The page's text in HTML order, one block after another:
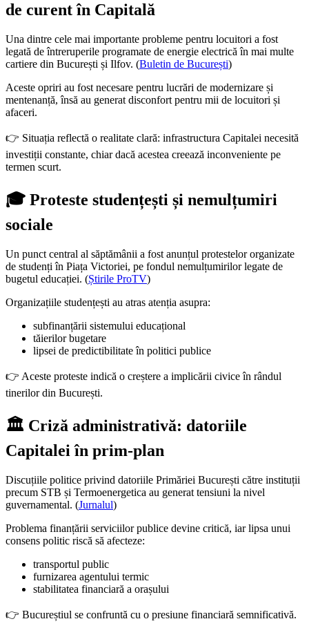
de curent în Capitală
Una dintre cele mai importante probleme pentru locuitori a fost
legată de întreruperile programate de energie electrică în mai multe
cartiere din București și Ilfov. (Buletin de București)
Aceste opriri au fost necesare pentru lucrări de modernizare și
mentenanță, însă au generat disconfort pentru mii de locuitori și
afaceri.
👉 Situația reflectă o realitate clară: infrastructura Capitalei necesită
investiții constante, chiar dacă acestea creează inconveniente pe
termen scurt.
🎓 Proteste studențești și nemulțumiri
sociale
Un punct central al săptămânii a fost anunțul protestelor organizate
de studenți în Piața Victoriei, pe fondul nemulțumirilor legate de
bugetul educației. (Știrile ProTV)
Organizațiile studențești au atras atenția asupra:
subfinanțării sistemului educațional
tăierilor bugetare
lipsei de predictibilitate în politici publice
👉 Aceste proteste indică o creștere a implicării civice în rândul
tinerilor din București.
🏛️ Criză administrativă: datoriile
Capitalei în prim-plan
Discuțiile politice privind datoriile Primăriei București către instituții
precum STB și Termoenergetica au generat tensiuni la nivel
guvernamental. (Jurnalul)
Problema finanțării serviciilor publice devine critică, iar lipsa unui
consens politic riscă să afecteze:
transportul public
furnizarea agentului termic
stabilitatea financiară a orașului
👉 Bucureștiul se confruntă cu o presiune financiară semnificativă.